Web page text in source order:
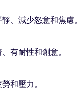
、減少怒意和焦慮。
有耐性和創意。
和壓力。